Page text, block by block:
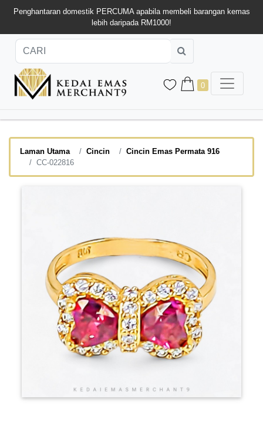
Penghantaran domestik PERCUMA apabila membeli barangan kemas
lebih daripada RM1000!
0
Laman Utama Cincin
Cincin Emas Permata 916
CC-022816